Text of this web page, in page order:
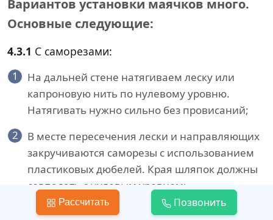
Вариантов установки маячков много.
Основные следующие:
4.3.1 С саморезами:
1
На дальней стене натягиваем леску или
капроновую нить по нулевому уровню.
Натягивать нужно сильно без провисаний;
2
В месте пересечения лески и направляющих
закручиваются саморезы с использованием
пластиковых дюбелей. Края шляпок должны
совпадать с нулевым уровнем;
Аналогичная операция проводится
Рассчитать Позвонить